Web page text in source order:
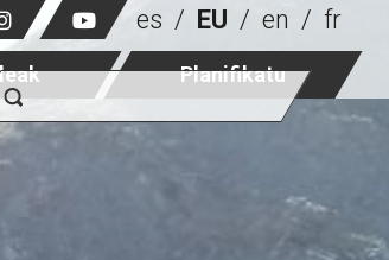
es EU en fr
Planifikatu